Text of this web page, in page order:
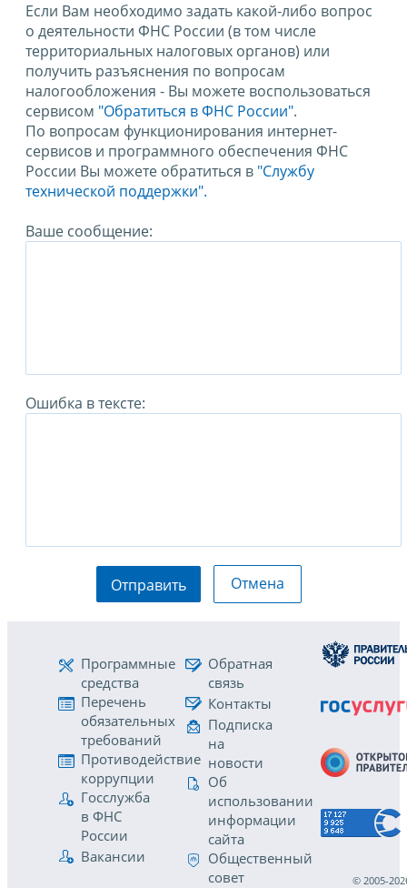
Если Вам необходимо задать какой-либо вопрос
о деятельности ФНС России (в том числе
территориальных налоговых органов) или
получить разъяснения по вопросам
налогообложения - Вы можете воспользоваться
сервисом "Обратиться в ФНС России".
По вопросам функционирования интернет-
сервисов и программного обеспечения ФНС
России Вы можете обратиться в "Службу
технической поддержки".
Ваше сообщение:
Ошибка в тексте:
Отправить Отмена
Программные
средства
Перечень
обязательных
требований
Противодействие
коррупции
Госслужба
в ФНС
России
Вакансии
Обратная
связь
Контакты
Подписка
на
новости
Об
использовании
информации
сайта
Общественный
совет
© 2005-